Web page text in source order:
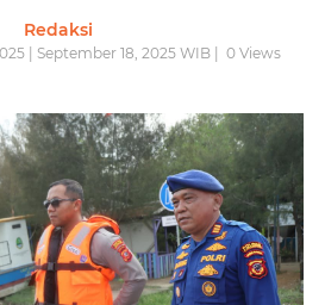
Redaksi
| September 18, 2025 WIB | 0Views